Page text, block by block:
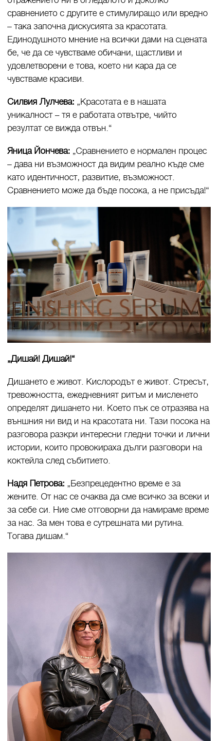
сравнението с другите е стимулиращо или вредно
– така започна дискусията за красотата.
Единодушното мнение на всички дами на сцената
бе, че да се чувстваме обичани, щастливи и
удовлетворени е това, което ни кара да се
чувстваме красиви.
Силвия Лулчева: „Красотата е в нашата
уникалност – тя е работата отвътре, чийто
резултат се вижда отвън.“
Яница Йончева: „Сравнението е нормален процес
– дава ни възможност да видим реално къде сме
като идентичност, развитие, възможност.
Сравнението може да бъде посока, а не присъда!“
„Дишай! Дишай!“
Дишането е живот. Кислородът е живот. Стресът,
тревожността, ежедневният ритъм и мисленето
определят дишането ни. Което пък се отразява на
външния ни вид и на красотата ни. Тази посока на
разговора разкри интересни гледни точки и лични
истории, които провокираха дълги разговори на
коктейла след събитието.
Надя Петрова: „Безпрецедентно време е за
жените. От нас се очаква да сме всичко за всеки и
за себе си. Ние сме отговорни да намираме време
за нас. За мен това е сутрешната ми рутина.
Тогава дишам.“